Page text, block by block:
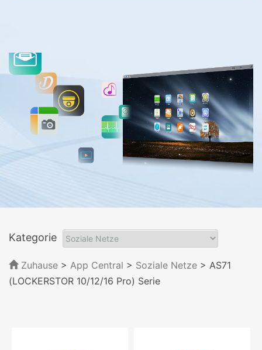
Kategorie
Zuhause > App Central > Soziale Netze > AS71
(LOCKERSTOR 10/12/16 Pro) Serie